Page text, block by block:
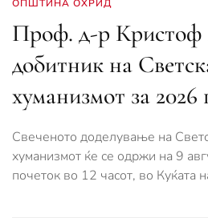
ОПШТИНА ОХРИД
Проф. д-р Кристоф
добитник на
хуманизмот за 2026
Свеченото доделување на
хуманизмот ќе се одржи на 9
почеток во 12 часот, во Куќата